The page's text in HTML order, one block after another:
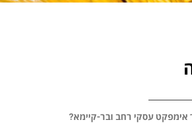
אימפקט עסקי רחב ובר-קיימא?